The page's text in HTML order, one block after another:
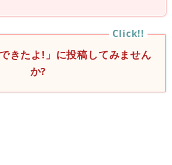
きたよ!」に投稿してみません
か?